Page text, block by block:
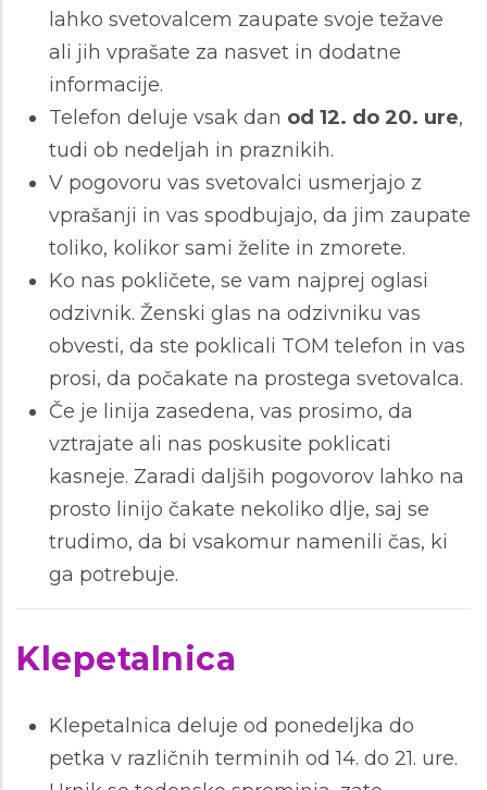
lahko svetovalcem zaupate svoje težave
ali jih vprašate za nasvet in dodatne
informacije.
Telefon deluje vsak dan od 12. do 20. ure,
tudi ob nedeljah in praznikih.
V pogovoru vas svetovalci usmerjajo z
vprašanji in vas spodbujajo, da jim zaupate
toliko, kolikor sami želite in zmorete.
Ko nas pokličete, se vam najprej oglasi
odzivnik. Ženski glas na odzivniku vas
obvesti, da ste poklicali TOM telefon in vas
prosi, da počakate na prostega svetovalca.
Če je linija zasedena, vas prosimo, da
vztrajate ali nas poskusite poklicati
kasneje. Zaradi daljših pogovorov lahko na
prosto linijo čakate nekoliko dlje, saj se
trudimo, da bi vsakomur namenili čas, ki
ga potrebuje.
Klepetalnica
Klepetalnica deluje od ponedeljka do
petka v različnih terminih od 14. do 21. ure.